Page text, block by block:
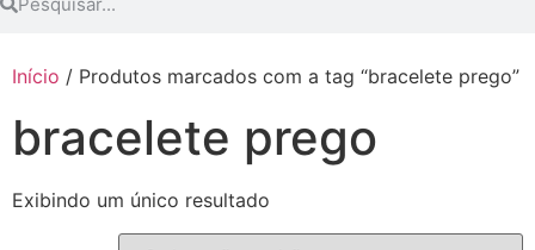
Início / Produtos marcados com a tag “bracelete prego”
bracelete prego
Exibindo um único resultado